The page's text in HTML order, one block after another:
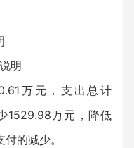
明
万元，支出总计
1529.98万元，降低
的减少。